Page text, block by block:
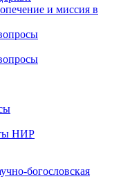
и миссия в
НИР
богословская